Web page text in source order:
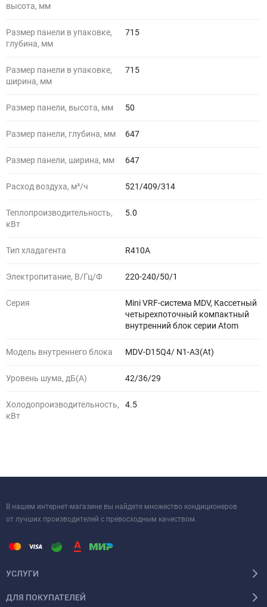
высота, мм
Размер панели в упаковке,
глубина, мм
715
Размер панели в упаковке,
ширина, мм
715
Размер панели, высота, мм 50
Размер панели, глубина, мм 647
Размер панели, ширина, мм 647
Расход воздуха, м³/ч 521/409/314
Теплопроизводительность,
кВт
5.0
Тип хладагента R410A
Электропитание, В/Гц/Ф 220-240/50/1
Серия
Mini VRF-система MDV, Кассетный
четырехпоточный компактный
внутренний блок серии Atom
Модель внутреннего блока MDV-D15Q4/ N1-A3(At)
Уровень шума, дБ(A) 42/36/29
Холодопроизводительность,
кВт
4.5
В нашем интернет-магазине вы найдете множество кондиционеров
от лучших производителей с превосходным качеством.
УСЛУГИ
ДЛЯ ПОКУПАТЕЛЕЙ